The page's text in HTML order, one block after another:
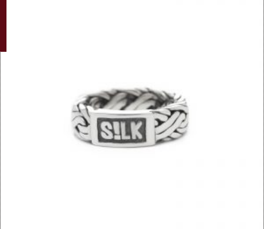
gekozen
worden
op
de
productpagina